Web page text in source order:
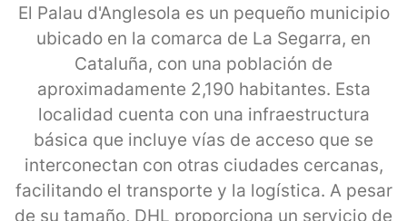
El Palau d'Anglesola es un pequeño municipio
ubicado en la comarca de La Segarra, en
Cataluña, con una población de
aproximadamente 2,190 habitantes. Esta
localidad cuenta con una infraestructura
básica que incluye vías de acceso que se
interconectan con otras ciudades cercanas,
facilitando el transporte y la logística. A pesar
de su tamaño, DHL proporciona un servicio de